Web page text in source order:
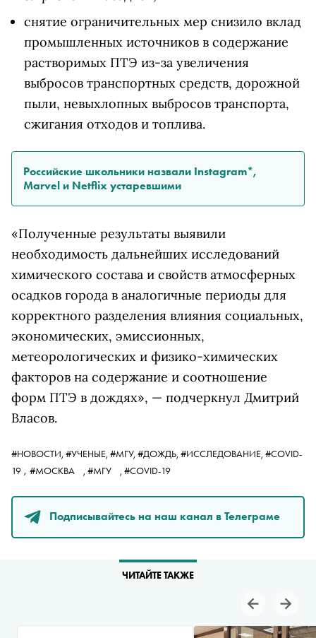
снятие ограничительных мер снизило вклад
промышленных источников в содержание
растворимых ПТЭ из-за увеличения
выбросов транспортных средств, дорожной
пыли, невыхлопных выбросов транспорта,
сжигания отходов и топлива.
Российские школьники назвали Instagram*,
Marvel и Netflix устаревшими
«Полученные результаты выявили
необходимость дальнейших исследований
химического состава и свойств атмосферных
осадков города в аналогичные периоды для
корректного разделения влияния социальных,
экономических, эмиссионных,
метеорологических и физико-химических
факторов на содержание и соотношение
форм ПТЭ в дождях», — подчеркнул Дмитрий
Власов.
#НОВОСТИ, #УЧЕНЫЕ, #МГУ, #ДОЖДЬ, #ИССЛЕДОВАНИЕ, #COVID-
19 , #МОСКВА , #МГУ , #COVID-19
Подписывайтесь на наш канал в Телеграме
ЧИТАЙТЕ ТАКЖЕ